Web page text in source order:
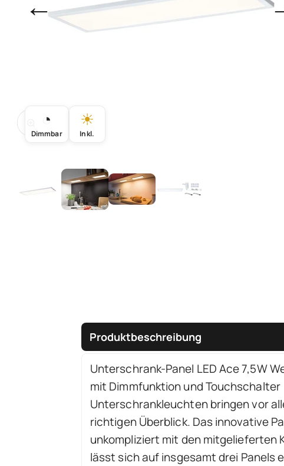
◔
Dimmbar
☀
Inkl.
Bild vergrößern
Produktbeschreibung
Unterschrank-Panel LED Ace 7,5W
mit Dimmfunktion und Touchschalter
Unterschrankleuchten bringen vor
richtigen Überblick. Das innovative
unkompliziert mit den
lässt sich auf insgesamt drei Panels